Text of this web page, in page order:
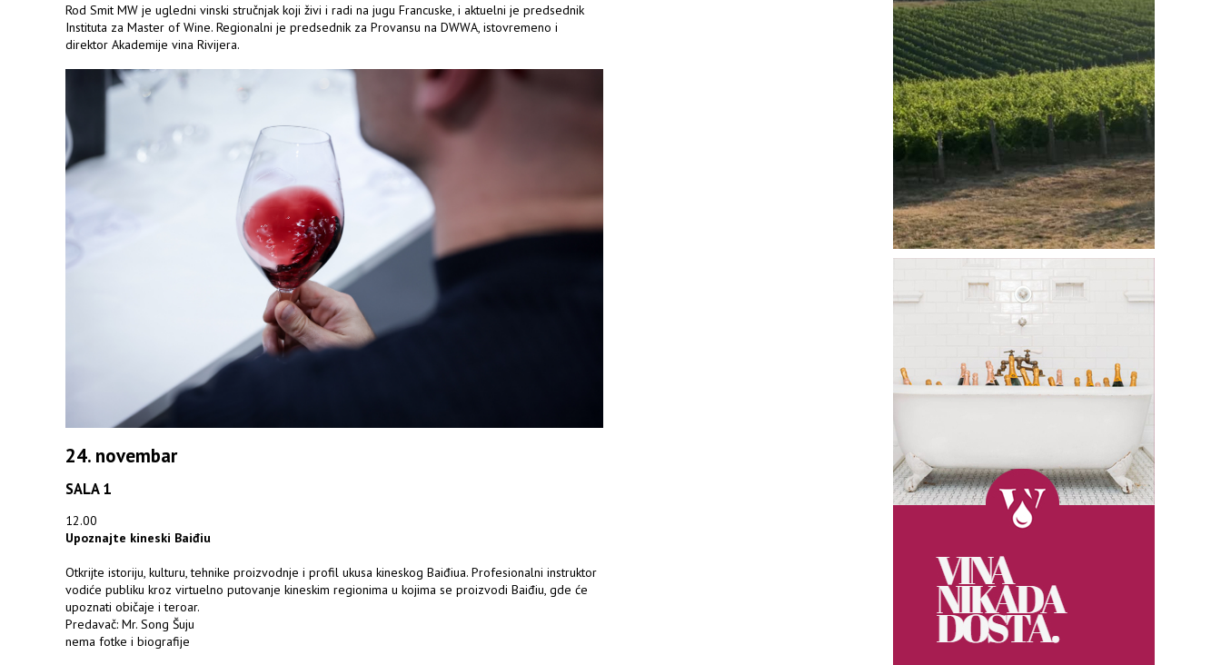
Rod Smit MW je ugledni vinski stručnjak koji živi i radi na jugu Francuske, i aktuelni je predsednik
Instituta za Master of Wine. Regionalni je predsednik za Provansu na DWWA, istovremeno i
direktor Akademije vina Rivijera.
24. novembar
SALA 1
12.00
Upoznajte kineski Baiđiu
Otkrijte istoriju, kulturu, tehnike proizvodnje i profil ukusa kineskog Baiđiua. Profesionalni instruktor
vodiće publiku kroz virtuelno putovanje kineskim regionima u kojima se proizvodi Baiđiu, gde će
upoznati običaje i teroar.
Predavač: Mr. Song Šuju
nema fotke i biografije